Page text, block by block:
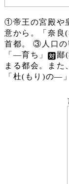
①帝王の宮殿や
意から。「奈
首都。 ③人口の
「―育ち」
鄙
まる都会。また
「杜(もり)の―